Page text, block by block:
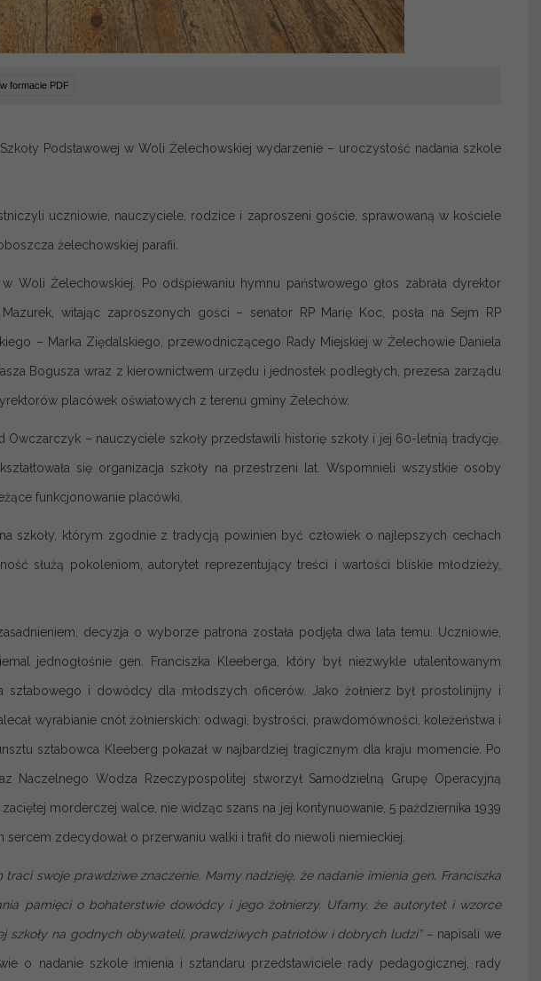
formacie PDF
Podstawowej w Woli Żelechowskiej wydarzenie – uroczystość nadania szkole
uczniowie, nauczyciele, rodzice i zaproszeni goście, sprawowaną w kościele
żelechowskiej parafii.
Woli Żelechowskiej. Po odśpiewaniu hymnu państwowego głos zabrała dyrektor
witając zaproszonych gości – senator RP Marię Koc, posła na Sejm RP
– Marka Ziędalskiego, przewodniczącego Rady Miejskiej w Żelechowie Daniela
Bogusza wraz z kierownictwem urzędu i jednostek podległych, prezesa zarządu
placówek oświatowych z terenu gminy Żelechów.
– nauczyciele szkoły przedstawili historię szkoły i jej 60-letnią tradycję.
się organizacja szkoły na przestrzeni lat. Wspomnieli wszystkie osoby
funkcjonowanie placówki.
szkoły, którym zgodnie z tradycją powinien być człowiek o najlepszych cechach
służą pokoleniom, autorytet reprezentujący treści i wartości bliskie młodzieży,
decyzja o wyborze patrona została podjęta dwa lata temu. Uczniowie,
jednogłośnie gen. Franciszka Kleeberga, który był niezwykle utalentowanym
sztabowego i dowódcy dla młodszych oficerów. Jako żołnierz był prostolinijny i
wyrabianie cnót żołnierskich: odwagi, bystrości, prawdomówności, koleżeństwa i
sztabowca Kleeberg pokazał w najbardziej tragicznym dla kraju momencie. Po
Naczelnego Wodza Rzeczypospolitej stworzył Samodzielną Grupę Operacyjną
morderczej walce, nie widząc szans na jej kontynuowanie, 5 października 1939
zdecydował o przerwaniu walki i trafił do niewoli niemieckiej.
traci swoje prawdziwe znaczenie. Mamy nadzieję, że nadanie imienia gen. Franciszka
pamięci o bohaterstwie dowódcy i jego żołnierzy. Ufamy, że autorytet i wzorce
szkoły na godnych obywateli, prawdziwych patriotów i dobrych ludzi” – napisali we
o nadanie szkole imienia i sztandaru przedstawiciele rady pedagogicznej, rady